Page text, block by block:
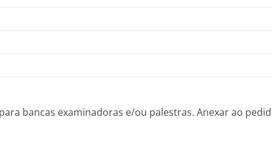
bancas examinadoras e/ou palestras. Anexar ao